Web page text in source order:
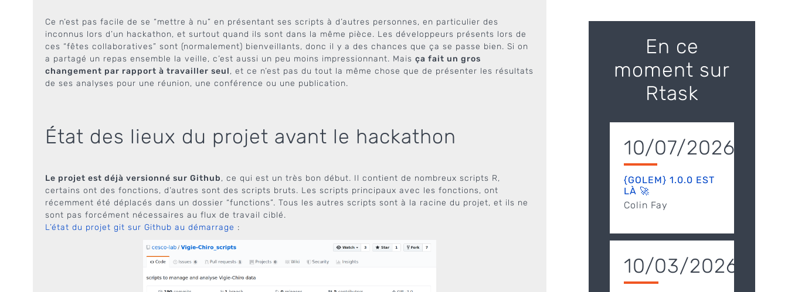
Ce n’est pas facile de se “mettre à nu” en présentant ses scripts à d’autres personnes, en particulier des
inconnus lors d’un hackathon, et surtout quand ils sont dans la même pièce. Les développeurs présents lors de
ces “fêtes collaboratives” sont (normalement) bienveillants, donc il y a des chances que ça se passe bien. Si on
a partagé un repas ensemble la veille, c’est aussi un peu moins impressionnant. Mais ça fait un gros
changement par rapport à travailler seul, et ce n’est pas du tout la même chose que de présenter les résultats
de ses analyses pour une réunion, une conférence ou une publication.
État des lieux du projet avant le hackathon
Le projet est déjà versionné sur Github, ce qui est un très bon début. Il contient de nombreux scripts R,
certains ont des fonctions, d’autres sont des scripts bruts. Les scripts principaux avec les fonctions, ont
récemment été déplacés dans un dossier “functions”. Tous les autres scripts sont à la racine du projet, et ils ne
sont pas forcément nécessaires au flux de travail ciblé.
L’état du projet git sur Github au démarrage :
En ce
moment sur
Rtask
10/07/2026
{GOLEM} 1.0.0 EST
LÀ 🚀
Colin Fay
10/03/2026